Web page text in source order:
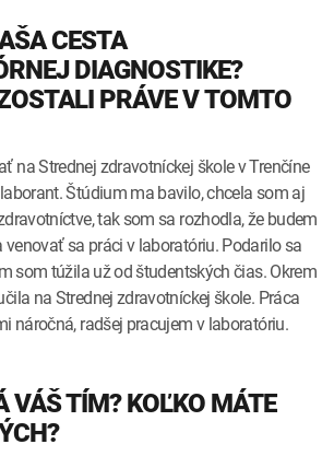
CESTA
DIAGNOSTIKE?
PRÁVE V TOMTO
na Strednej zdravotníckej škole v Trenčíne
Štúdium ma bavilo, chcela som aj
tak som sa rozhodla, že budem
sa práci v laboratóriu. Podarilo sa
som túžila už od študentských čias. Okrem
na Strednej zdravotníckej škole. Práca
náročná, radšej pracujem v laboratóriu.
VÁŠ TÍM? KOĽKO MÁTE